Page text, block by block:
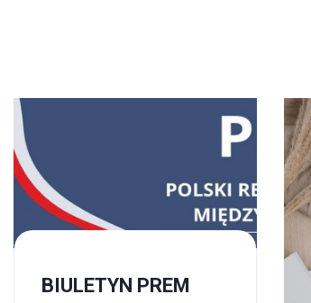
BIULETYN PREM